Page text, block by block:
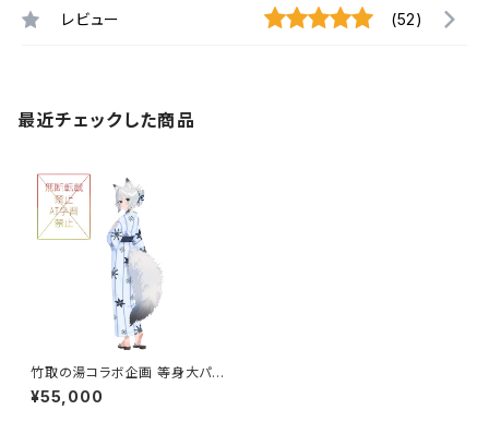
レビュー (52)
最近チェックした商品
竹取の湯コラボ企画 等身大パ
ネル
¥55,000